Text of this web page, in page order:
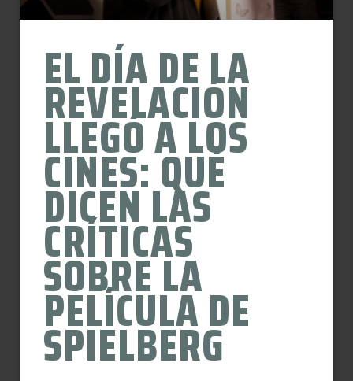
EL DÍA DE LA
REVELACIÓN
LLEGÓ A LOS
CINES: QUÉ
DICEN LAS
CRÍTICAS
SOBRE LA
PELÍCULA DE
SPIELBERG